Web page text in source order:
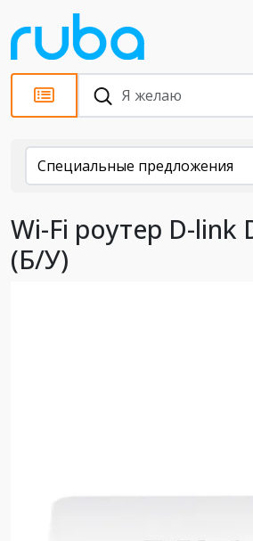
Каталог
Специальные предложения
Wi-Fi роутер D-link
(Б/У)